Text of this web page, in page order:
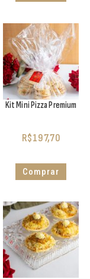
Kit Mini Pizza Premium
R$197,70
Comprar